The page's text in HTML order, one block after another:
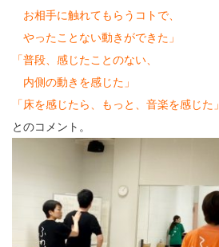
お相手に触れてもらうコトで、
やったことない動きができた」
「普段、感じたことのない、
内側の動きを感じた」
「床を感じたら、もっと、音楽を感じた」
とのコメント。